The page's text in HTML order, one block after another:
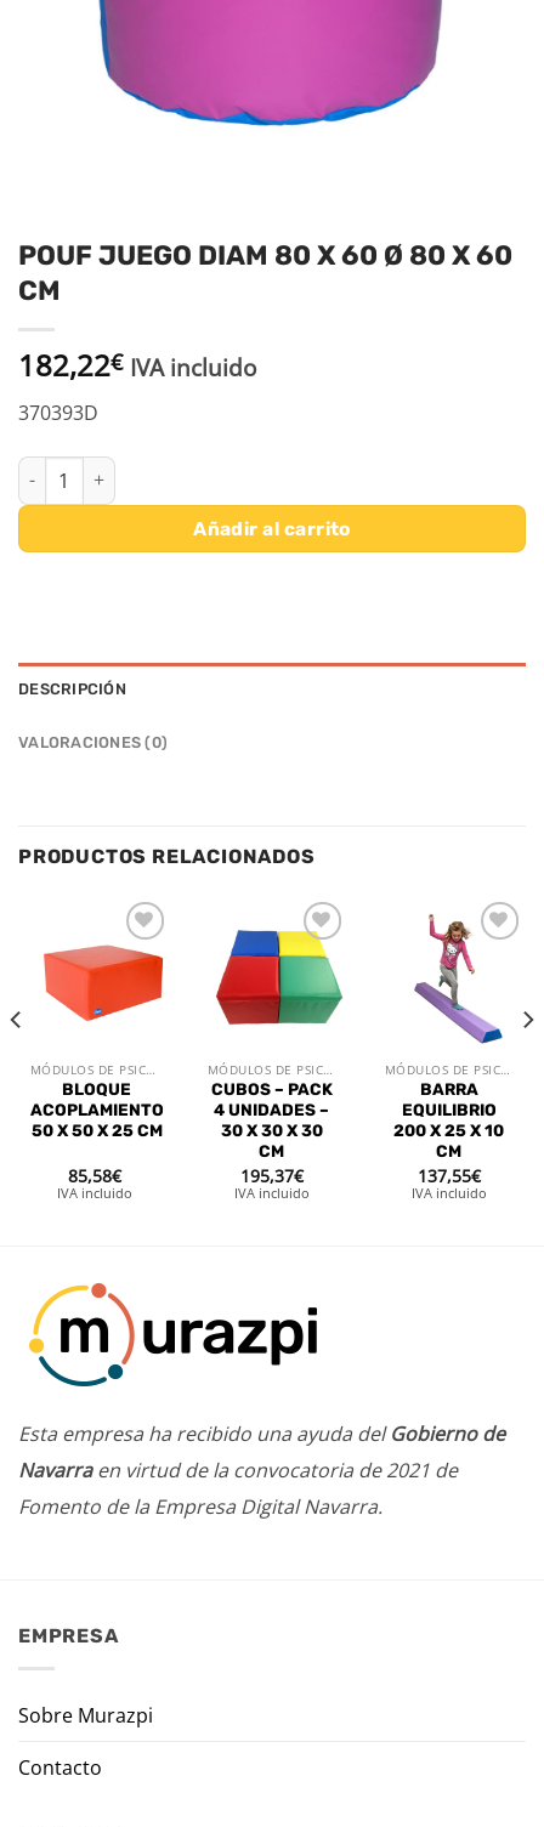
POUF JUEGO DIAM 80 X 60 Ø 80 X 60
CM
182,22€ IVA incluido
370393D
POUF JUEGO DIAM 80 X 60 Ø 80 X 60 CM cantidad
Añadir al carrito
DESCRIPCIÓN
VALORACIONES (0)
PRODUCTOS RELACIONADOS
Añadir
deseos
BLOQUE
ACOPLAMIENTO
50 X 50 X 25 CM
85,58€
IVA incluido
Añadir
lista de
deseos
CUBOS – PACK
4 UNIDADES –
30 X 30 X 30
CM
195,37€
IVA incluido
Añadir
deseos
BARRA
EQUILIBRIO
200 X 25 X 10
CM
137,55€
IVA incluido
Esta empresa ha recibido una ayuda delGobierno de
Navarraen virtud de la convocatoria de 2021 de
Fomento de la Empresa Digital Navarra.
EMPRESA
Sobre Murazpi
Contacto